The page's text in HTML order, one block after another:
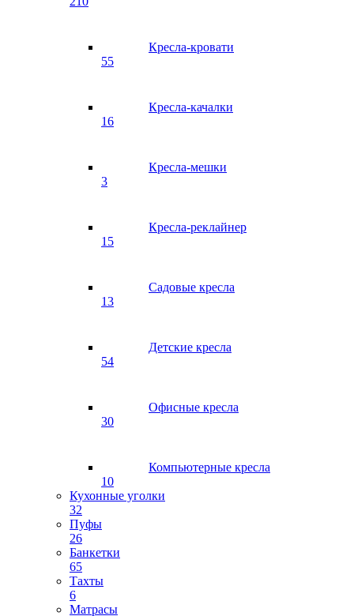
Кресла-кровати
55
Кресла-качалки
16
Кресла-мешки
3
Кресла-реклайнер
15
Садовые кресла
13
Детские кресла
54
Офисные кресла
30
Компьютерные кресла
10
Кухонные уголки
32
Пуфы
26
Банкетки
65
Тахты
6
Матрасы